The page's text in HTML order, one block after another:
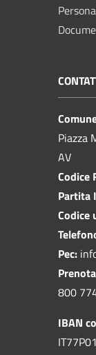
Piazza
AV
Codice
Partita
Codice
Pec:
800
IBAN